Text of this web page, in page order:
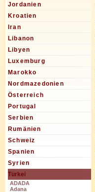
Jordanien
Kroatien
Iran
Libanon
Libyen
Luxemburg
Marokko
Nordmazedonien
Österreich
Portugal
Serbien
Rumänien
Schweiz
Spanien
Syrien
Türkei
ADADA
Adana